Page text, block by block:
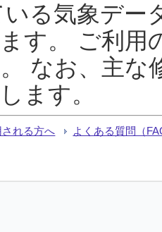
る気象デー
す。 ご利用
なお、主な
ます。
される方へ よくある質問（